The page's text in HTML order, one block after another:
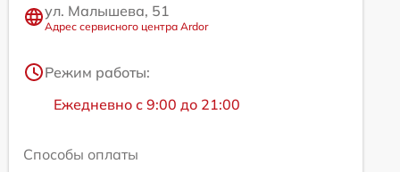
ул. Малышева, 51
Адрес сервисного центра Ardor
Режим работы:
Ежедневно с 9:00 до 21:00
Способы оплаты